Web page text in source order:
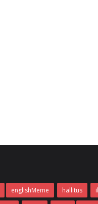
englishMeme hallitus